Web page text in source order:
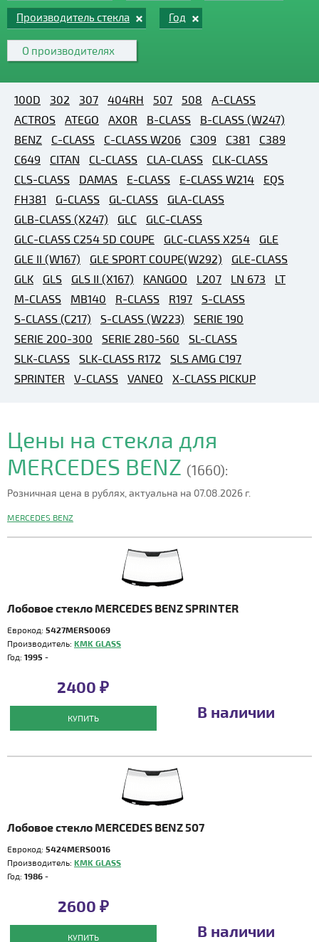
Производитель стекла Год
О производителях
100D 302 307 404RH 507 508
A-CLASS
ACTROS
ATEGO AXOR B-CLASS
B-CLASS (W247)
BENZ
C-CLASS C-CLASS W206 C309 C381
C389
C649
CITAN CL-CLASS CLA-CLASS
CLK-CLASS
CLS-CLASS
DAMAS E-CLASS E-CLASS W214
EQS
FH381
G-CLASS GL-CLASS
GLA-CLASS
GLB-CLASS (X247)
GLC
GLC-CLASS
GLC-CLASS C254 5D COUPE
GLC-CLASS X254
GLE
GLE II (W167)
GLE SPORT COUPE(W292)
GLE-CLASS
GLK
GLS GLS II (X167) KANGOO L207 LN 673
LT
M-CLASS
MB140 R-CLASS R197
S-CLASS
S-CLASS (C217)
S-CLASS (W223)
SERIE 190
SERIE 200-300
SERIE 280-560
SL-CLASS
SLK-CLASS
SLK-CLASS R172
SLS AMG C197
SPRINTER
V-CLASS VANEO X-CLASS PICKUP
Цены на стекла для
MERCEDES BENZ (1660):
Розничная цена в рублях, актуальна на 07.08.2026 г.
MERCEDES BENZ
Лобовое стекло MERCEDES BENZ SPRINTER
Еврокод: 5427MERS0069
Производитель: KMK GLASS
Год: 1995 -
2400 ₽
КУПИТЬ В наличии
Лобовое стекло MERCEDES BENZ 507
Еврокод: 5424MERS0016
Производитель: KMK GLASS
Год: 1986 -
2600 ₽
КУПИТЬ В наличии